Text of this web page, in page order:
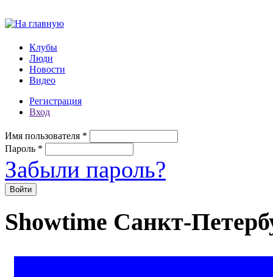
Клубы
Люди
Новости
Видео
Регистрация
Вход
Имя пользователя *
Пароль *
Забыли пароль?
Showtime Санкт-